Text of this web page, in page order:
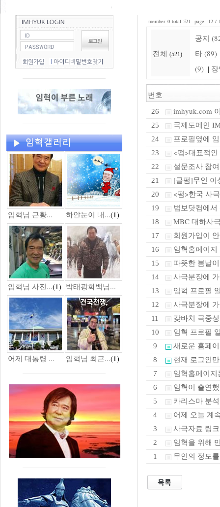
임혁님 근황... 하얀눈이 내...(1)
임혁님 사진...(1) 박태광화백님...
어제 대통령 ... 임혁님 최근...(1)
member 0 total 521 page 12 /
전체 (521)
공지
타 (89)
(9) |
번호
26 imhyuk.com
25 국제도메인
24 프로필옆에
23 <펌>대표적
22 설문조사 참여
21 [글펌]무인 이
20 <펌>한국 사
19 법보닷컴에
18 MBC 대하사
17 회원가입이
16 임혁홈페이지
15 따뜻한 봄날
14 사극분장에
13 임혁 프로필
12 사극분장에
11 갖바치 극중
10 임혁 프로필
9 새로운 홈페
8 현재 로그인
7 임혁홈페이지
6 임혁이 출연
5 카리스마 분석
4 어제 오늘 계
3 사극자료 링크
2 임혁을 위해
1 무인의 정도